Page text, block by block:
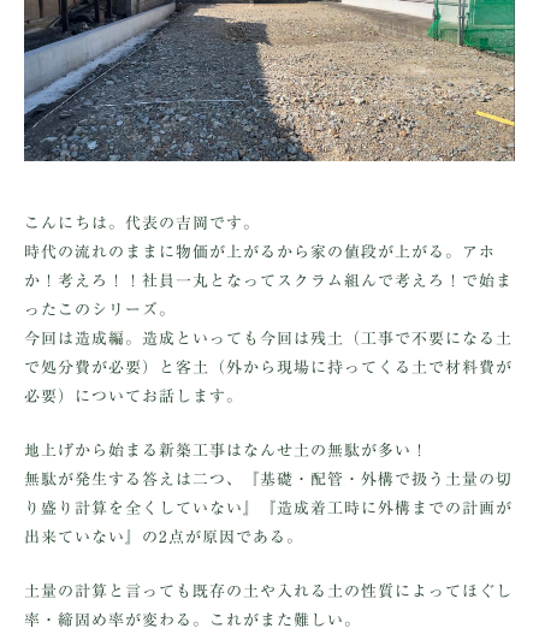
こんにちは。代表の吉岡です。
時代の流れのままに物価が上がるから家の値段が上がる。アホ
か！考えろ！！社員一丸となってスクラム組んで考えろ！で始ま
ったこのシリーズ。
今回は造成編。造成といっても今回は残土（工事で不要になる土
で処分費が必要）と客土（外から現場に持ってくる土で材料費が
必要）についてお話します。
地上げから始まる新築工事はなんせ土の無駄が多い！
無駄が発生する答えは二つ、『基礎・配管・外構で扱う土量の切
り盛り計算を全くしていない』『造成着工時に外構までの計画が
出来ていない』の2点が原因である。
土量の計算と言っても既存の土や入れる土の性質によってほぐし
率・締固め率が変わる。これがまた難しい。